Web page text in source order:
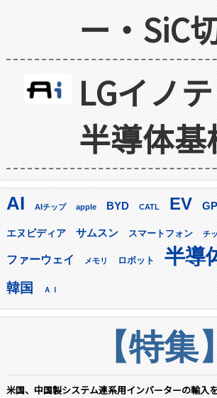
ー・SiC
LGイノ
半導体
AI AIチップ apple BYD CATL EV
エヌビディア サムスン スマートフォン チ
ファーウェイ メモリ ロボット 半導
韓国 ＡＩ
【特
米国、中国製システム連系用インバーターの輸入